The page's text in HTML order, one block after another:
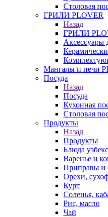
Столовая
ГРИЛИ PLOVER
Назад
ГРИЛИ
Аксессуары
Мангалы и печи
Посуда
Назад
Посуда
Кухонная
Столовая
Продукты
Назад
Продукты
Блюда
Варенье и
Приправы и
Орехи,
Курт
Соленья,
Рис, масло
Чай